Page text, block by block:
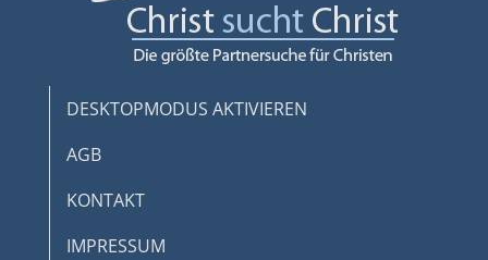
DESKTOPMODUS AKTIVIEREN
AGB
KONTAKT
IMPRESSUM